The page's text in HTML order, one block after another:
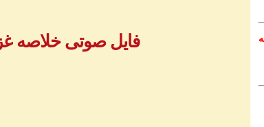
فایل صوتی خلاصه